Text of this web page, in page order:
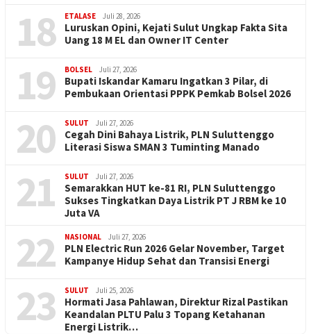
18 ETALASE Juli 28, 2026
Luruskan Opini, Kejati Sulut Ungkap Fakta Sita
Uang 18 M EL dan Owner IT Center
19 BOLSEL Juli 27, 2026
Bupati Iskandar Kamaru Ingatkan 3 Pilar, di
Pembukaan Orientasi PPPK Pemkab Bolsel 2026
20 SULUT Juli 27, 2026
Cegah Dini Bahaya Listrik, PLN Suluttenggo
Literasi Siswa SMAN 3 Tuminting Manado
21 SULUT Juli 27, 2026
Semarakkan HUT ke-81 RI, PLN Suluttenggo
Sukses Tingkatkan Daya Listrik PT J RBM ke 10
Juta VA
22 NASIONAL Juli 27, 2026
PLN Electric Run 2026 Gelar November, Target
Kampanye Hidup Sehat dan Transisi Energi
23 SULUT Juli 25, 2026
Hormati Jasa Pahlawan, Direktur Rizal Pastikan
Keandalan PLTU Palu 3 Topang Ketahanan
Energi Listrik…